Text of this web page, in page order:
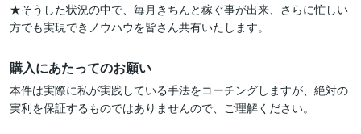
★そうした状況の中で、毎月きちんと稼ぐ事が出来、さらに忙しい
方でも実現できノウハウを皆さん共有いたします。
購入にあたってのお願い
本件は実際に私が実践している手法をコーチングしますが、絶対の
実利を保証するものではありませんので、ご理解ください。